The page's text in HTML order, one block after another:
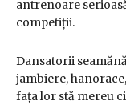
antrenoare
competiții.
Dansatorii
jambiere,
fața lor stă mereu